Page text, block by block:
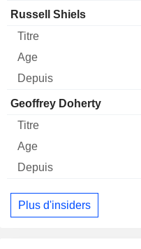
Russell Shiels
Geoffrey Doherty
Plus d'insiders